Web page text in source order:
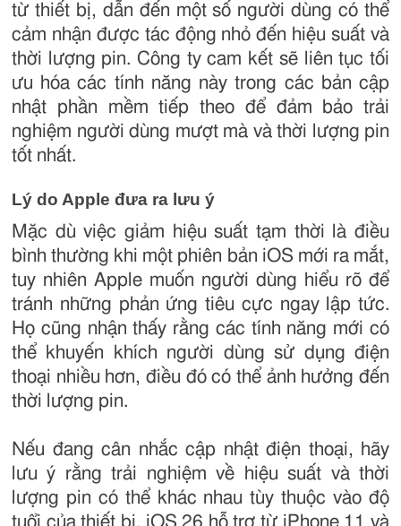
từ thiết bị, dẫn đến một số người dùng có thể
cảm nhận được tác động nhỏ đến hiệu suất và
thời lượng pin. Công ty cam kết sẽ liên tục tối
ưu hóa các tính năng này trong các bản cập
nhật phần mềm tiếp theo để đảm bảo trải
nghiệm người dùng mượt mà và thời lượng pin
tốt nhất.
Lý do Apple đưa ra lưu ý
Mặc dù việc giảm hiệu suất tạm thời là điều
bình thường khi một phiên bản iOS mới ra mắt,
tuy nhiên Apple muốn người dùng hiểu rõ để
tránh những phản ứng tiêu cực ngay lập tức.
Họ cũng nhận thấy rằng các tính năng mới có
thể khuyến khích người dùng sử dụng điện
thoại nhiều hơn, điều đó có thể ảnh hưởng đến
thời lượng pin.
Nếu đang cân nhắc cập nhật điện thoại, hãy
lưu ý rằng trải nghiệm về hiệu suất và thời
lượng pin có thể khác nhau tùy thuộc vào độ